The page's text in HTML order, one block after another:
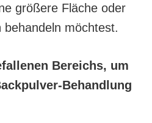
größere Fläche oder
behandeln möchtest.
Bereichs, um
Behandlung